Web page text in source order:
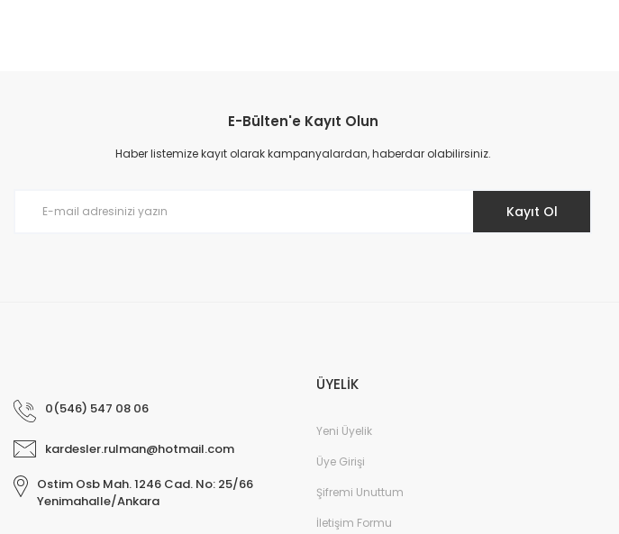
Ürün resmi kalitesiz, bozuk veya görüntülenemiyor.
Ürün açıklamasında eksik bilgiler bulunuyor.
E-Bülten'e Kayıt Olun
Haber listemize kayıt olarak kampanyalardan, haberdar olabilirsiniz.
Kayıt Ol
0(546) 547 08 06
kardesler.rulman@hotmail.com
Ostim Osb Mah. 1246 Cad. No: 25/66
Yenimahalle/Ankara
ÜYELİK
Yeni Üyelik
Üye Girişi
Şifremi Unuttum
İletişim Formu